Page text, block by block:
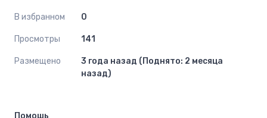
В избранном 0
Просмотры 141
Размещено
3 года назад (Поднято: 2 месяца
назад)